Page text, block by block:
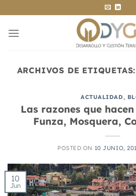
al
contenido
ARCHIVOS DE ETIQUETAS:
ACTUALIDAD,
Las razones que
Funza, Mosquera,
POSTED ON 10 JUNIO,
10
Jun